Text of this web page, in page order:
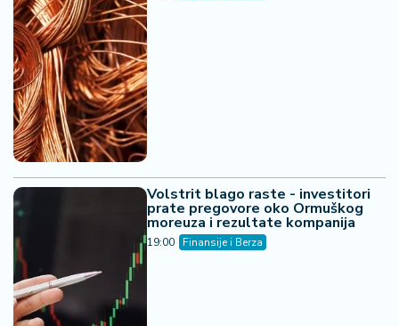
Volstrit blago raste - investitori
prate pregovore oko Ormuškog
moreuza i rezultate kompanija
19:00 Finansije i Berza